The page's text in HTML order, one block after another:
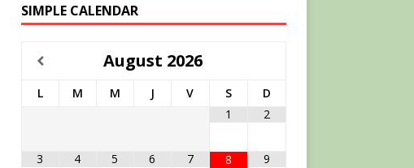
SIMPLE CALENDAR
August 2026
L M M J V S
D
1
2
3 4 5 6 7 8 9